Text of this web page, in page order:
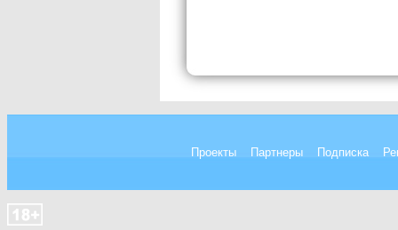
Проекты Партнеры Подписка